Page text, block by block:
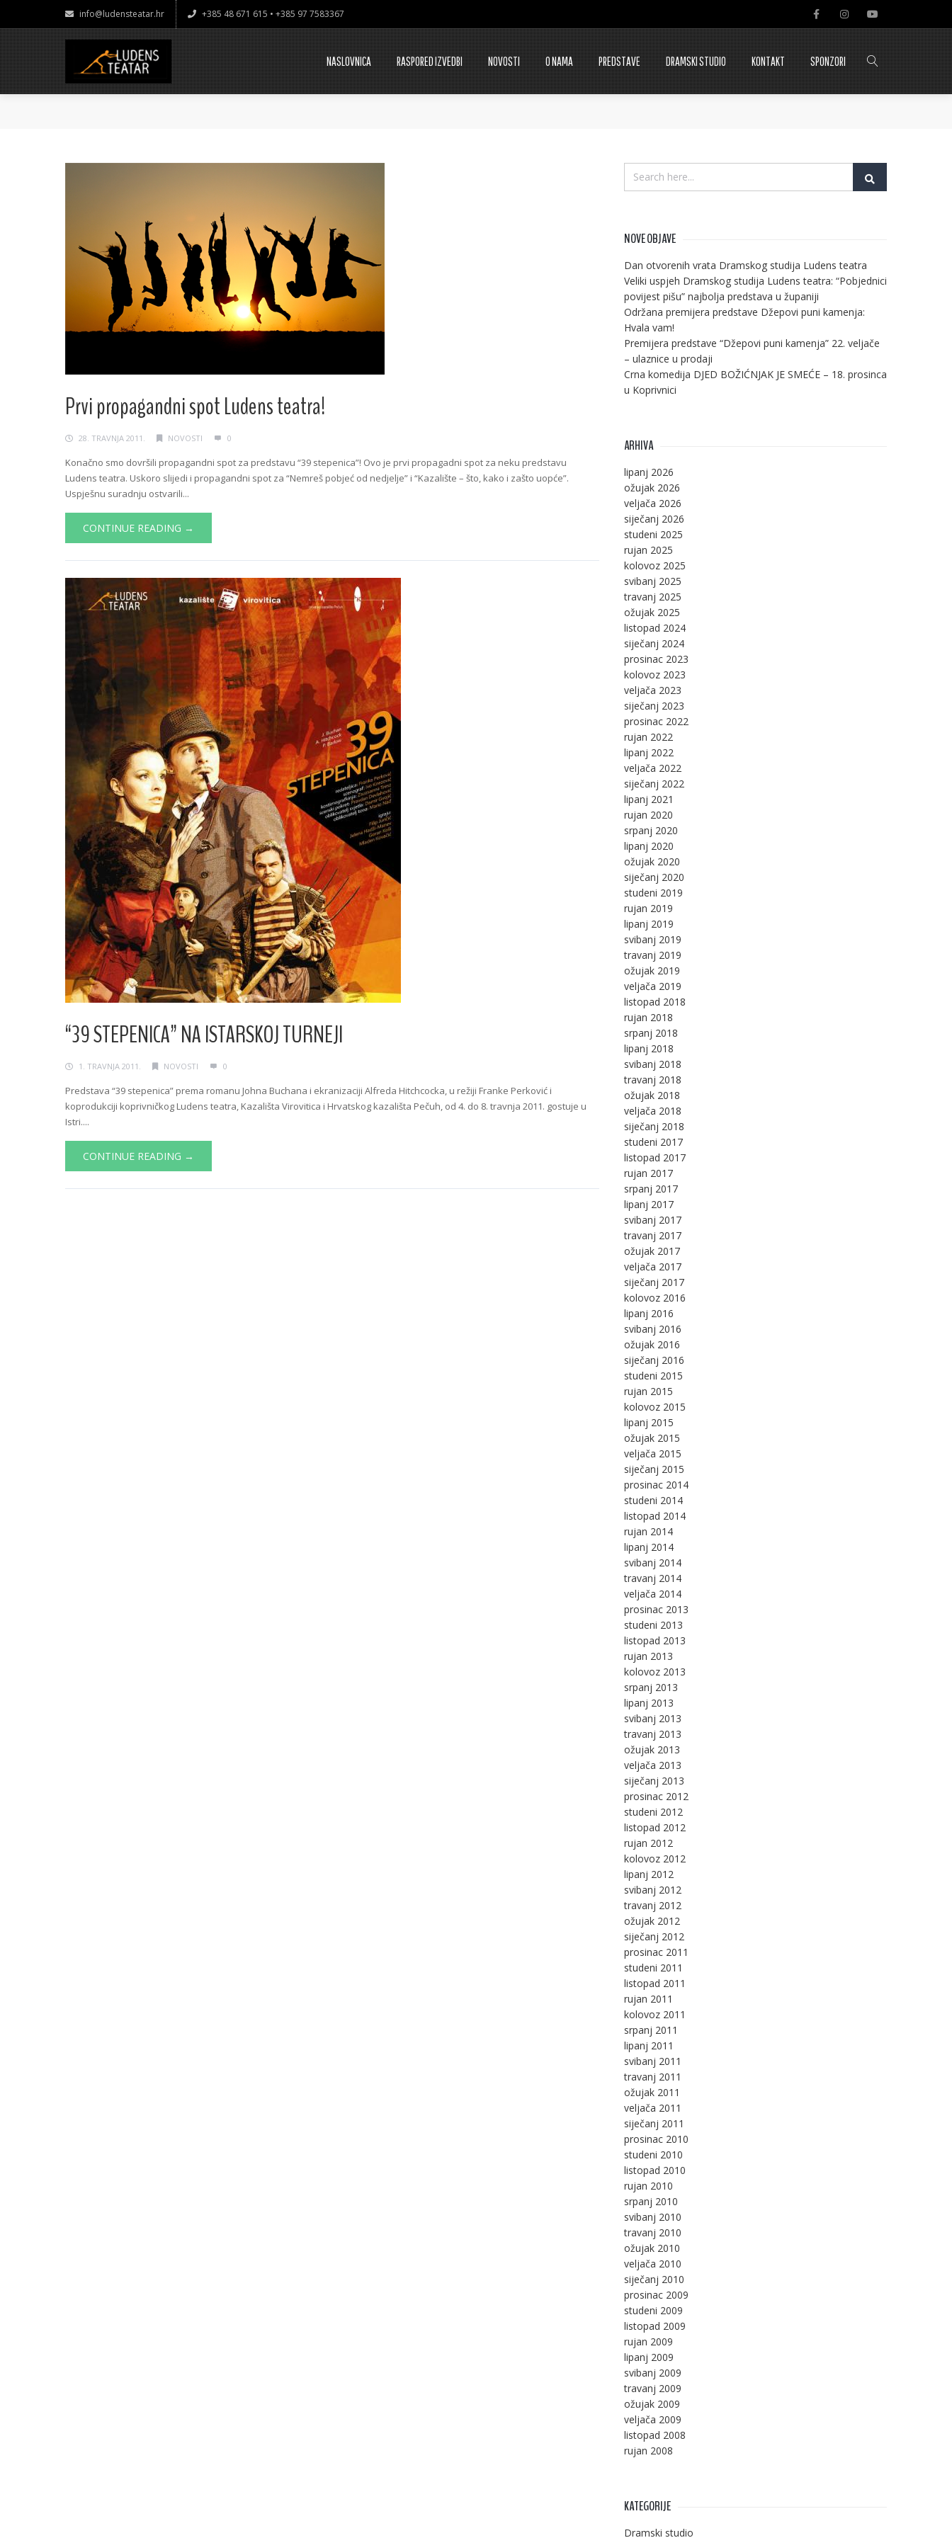
info@ludensteatar.hr +385 48 671 615 • +385 97 7583367
NASLOVNICA RASPORED IZVEDBI NOVOSTI O NAMA PREDSTAVE DRAMSKI STUDIO KONTAKT SPONZORI
Prvi propagandni spot Ludens teatra!
28. TRAVNJA 2011. NOVOSTI 0
Konačno smo dovršili propagandni spot za predstavu “39 stepenica”! Ovo je prvi propagadni spot za neku predstavu
Ludens teatra. Uskoro slijedi i propagandni spot za “Nemreš pobjeć od nedjelje” i “Kazalište – što, kako i zašto uopće”.
Uspješnu suradnju ostvarili...
CONTINUE READING →
“39 STEPENICA” NA ISTARSKOJ TURNEJI
1. TRAVNJA 2011. NOVOSTI 0
Predstava “39 stepenica” prema romanu Johna Buchana i ekranizaciji Alfreda Hitchcocka, u režiji Franke Perković i
koprodukciji koprivničkog Ludens teatra, Kazališta Virovitica i Hrvatskog kazališta Pečuh, od 4. do 8. travnja 2011. gostuje u
Istri....
CONTINUE READING →
NOVE OBJAVE
Dan otvorenih vrata Dramskog studija Ludens teatra
Veliki uspjeh Dramskog studija Ludens teatra: “Pobjednici
povijest pišu” najbolja predstava u županiji
Održana premijera predstave Džepovi puni kamenja:
Hvala vam!
Premijera predstave “Džepovi puni kamenja” 22. veljače
– ulaznice u prodaji
Crna komedija DJED BOŽIĆNJAK JE SMEĆE – 18. prosinca
u Koprivnici
ARHIVA
lipanj 2026
ožujak 2026
veljača 2026
siječanj 2026
studeni 2025
rujan 2025
kolovoz 2025
svibanj 2025
travanj 2025
ožujak 2025
listopad 2024
siječanj 2024
prosinac 2023
kolovoz 2023
veljača 2023
siječanj 2023
prosinac 2022
rujan 2022
lipanj 2022
veljača 2022
siječanj 2022
lipanj 2021
rujan 2020
srpanj 2020
lipanj 2020
ožujak 2020
siječanj 2020
studeni 2019
rujan 2019
lipanj 2019
svibanj 2019
travanj 2019
ožujak 2019
veljača 2019
listopad 2018
rujan 2018
srpanj 2018
lipanj 2018
svibanj 2018
travanj 2018
ožujak 2018
veljača 2018
siječanj 2018
studeni 2017
listopad 2017
rujan 2017
srpanj 2017
lipanj 2017
svibanj 2017
travanj 2017
ožujak 2017
veljača 2017
siječanj 2017
kolovoz 2016
lipanj 2016
svibanj 2016
ožujak 2016
siječanj 2016
studeni 2015
rujan 2015
kolovoz 2015
lipanj 2015
ožujak 2015
veljača 2015
siječanj 2015
prosinac 2014
studeni 2014
listopad 2014
rujan 2014
lipanj 2014
svibanj 2014
travanj 2014
veljača 2014
prosinac 2013
studeni 2013
listopad 2013
rujan 2013
kolovoz 2013
srpanj 2013
lipanj 2013
svibanj 2013
travanj 2013
ožujak 2013
veljača 2013
siječanj 2013
prosinac 2012
studeni 2012
listopad 2012
rujan 2012
kolovoz 2012
lipanj 2012
svibanj 2012
travanj 2012
ožujak 2012
siječanj 2012
prosinac 2011
studeni 2011
listopad 2011
rujan 2011
kolovoz 2011
srpanj 2011
lipanj 2011
svibanj 2011
travanj 2011
ožujak 2011
veljača 2011
siječanj 2011
prosinac 2010
studeni 2010
listopad 2010
rujan 2010
srpanj 2010
svibanj 2010
travanj 2010
ožujak 2010
veljača 2010
siječanj 2010
prosinac 2009
studeni 2009
listopad 2009
rujan 2009
lipanj 2009
svibanj 2009
travanj 2009
ožujak 2009
veljača 2009
listopad 2008
rujan 2008
KATEGORIJE
Dramski studio